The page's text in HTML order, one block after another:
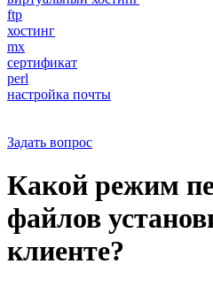
ftp
хостинг
mx
сертификат
perl
настройка почты
Задать вопрос
Какой режим
файлов
клиенте?